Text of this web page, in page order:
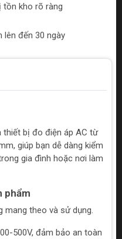
tồn kho rõ ràng
lên đến 30 ngày
thiết bị đo điện áp AC từ
giúp bạn dễ dàng kiểm
gia đình hoặc nơi làm
phẩm
mang theo và sử dụng.
500V, đảm bảo an toàn